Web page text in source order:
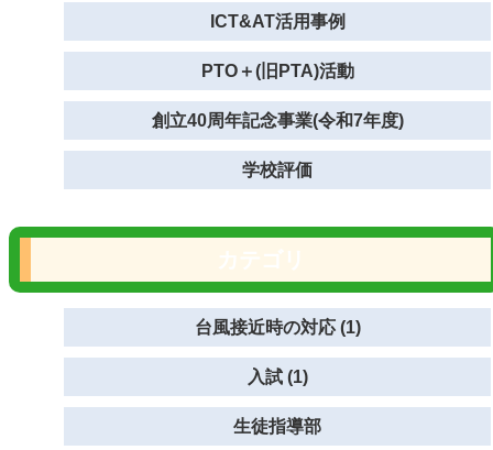
ICT&AT活用事例
PTO＋(旧PTA)活動
創立40周年記念事業(令和7年度)
学校評価
台風接近時の対応 (1)
入試 (1)
生徒指導部